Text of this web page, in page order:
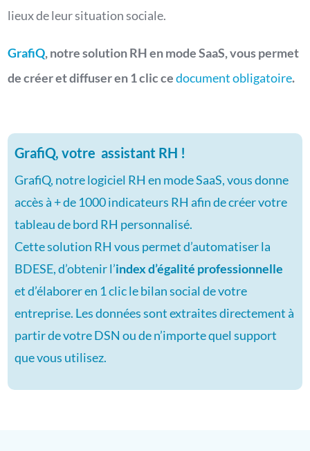
lieux de leur situation sociale.
GrafiQ, notre solution RH en mode SaaS, vous permet
de créer et diffuser en 1 clic cedocument obligatoire.
GrafiQ, votre assistant RH !
GrafiQ, notre logiciel RH en mode SaaS, vous donne
accès à + de 1000 indicateurs RH afin de créer votre
tableau de bord RH personnalisé.
Cette solution RH vous permet d’automatiser la
BDESE, d’obtenir l’index d’égalité professionnelle
et d’élaborer en 1 clic le bilan social de votre
entreprise. Les données sont extraites directement à
partir de votre DSN ou de n’importe quel support
que vous utilisez.